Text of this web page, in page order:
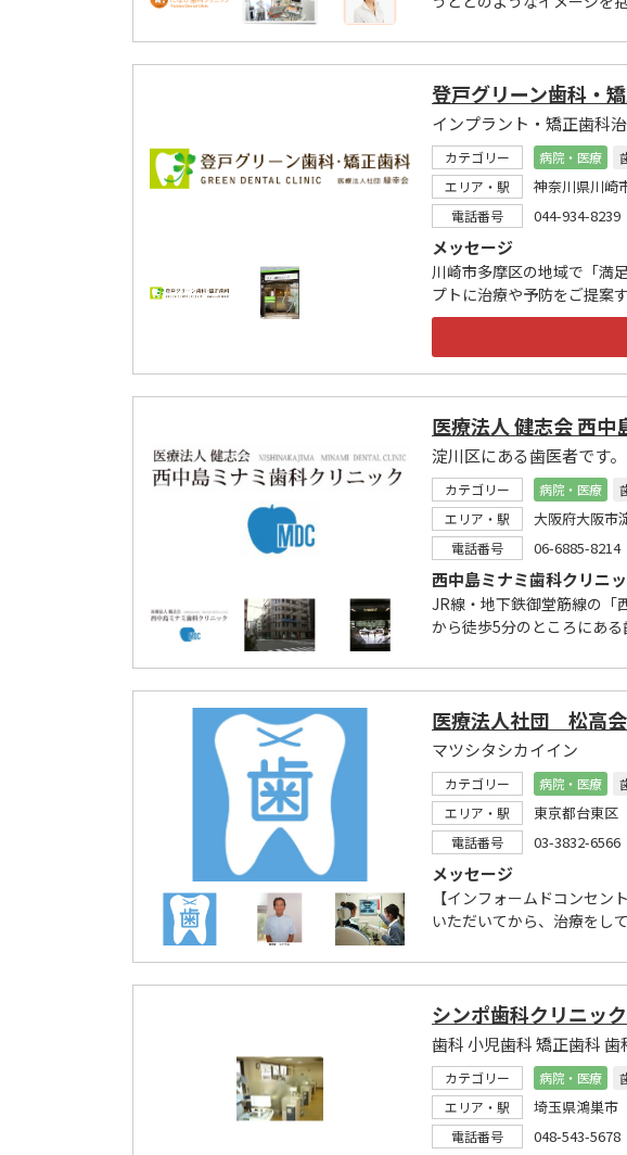
登戸グリーン歯科・
カテゴリー 病院・医療
エリア・駅
神奈川県川崎
電話番号 044-934-8239
メッセージ
川崎市多摩区の地域で「満
プトに治療や予防をご提案
医療法人 健志会 西中
淀川区にある歯医者です。
カテゴリー 病院・医療
エリア・駅
大阪府大阪市
電話番号 06-6885-8214
西中島ミナミ歯科クリニ
JR線・地下鉄御堂筋線の「
から徒歩5分のところにあ
医療法人社団 松高
マツシタシカイイン
カテゴリー 病院・医療
エリア・駅
東京都台東区
電話番号 03-3832-6566
メッセージ
【インフォームドコンセ
いただいてから、治療をし
シンポ歯科クリニック
歯科 小児歯科 矯正歯科 歯
カテゴリー 病院・医療
エリア・駅
埼玉県鴻巣市
電話番号 048-543-5678